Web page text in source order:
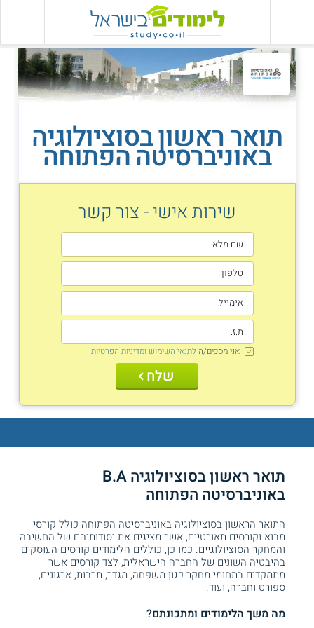
תואר ראשון בסוציולוגיה
באוניברסיטה הפתוחה
שירות אישי - צור קשר
אני מסכים/ה לתנאי השימוש ומדיניות הפרטיות
שלח
תואר ראשון בסוציולוגיה B.A
באוניברסיטה הפתוחה
התואר הראשון בסוציולוגיה באוניברסיטה הפתוחה כולל קורסי
מבוא וקורסים תאורטיים, אשר מציגים את יסודותיהם של החשיבה
והמחקר הסוציולוגיים. כמו כן, כוללים הלימודים קורסים העוסקים
בהיבטיה השונים של החברה הישראלית, לצד קורסים אשר
מתמקדים בתחומי מחקר כגון משפחה, מגדר, תרבות, ארגונים,
ספורט וחברה, ועוד.
מה משך הלימודים ומתכונתם?